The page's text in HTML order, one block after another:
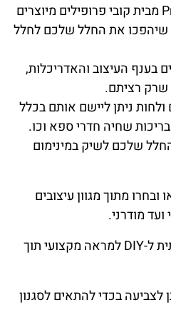
חיפוי קיר מקולקציית ProWall מבית קובי פרופילים מיוצרים
שיהפכו את החלל שלכם לחלל
בענף העיצוב והאדריכלות,
שרק רציתם.
ולחות ניתן ליישם אותם בכלל
שחיה חדרי ספא וכו.
שלכם לשיק במינימום
ובחרו מתוך מגוון עיצובים
מודרני.
התקנה ידידותית ל-DIY למראה מקצועי תוך
לצביעה בכדי להתאים לסגנון